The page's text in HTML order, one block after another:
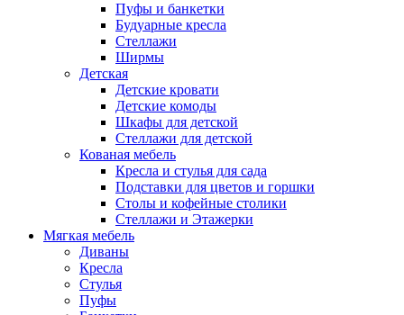
Пуфы и банкетки
Будуарные кресла
Стеллажи
Ширмы
Детская
Детские кровати
Детские комоды
Шкафы для детской
Стеллажи для детской
Кованая мебель
Кресла и стулья для сада
Подставки для цветов и горшки
Столы и кофейные столики
Стеллажи и Этажерки
Мягкая мебель
Диваны
Кресла
Стулья
Пуфы